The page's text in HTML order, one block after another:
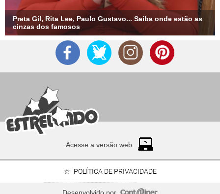
Preta Gil, Rita Lee, Paulo Gustavo... Saiba onde estão as
cinzas dos famosos
Acesse a versão web
POLÍTICA DE PRIVACIDADE